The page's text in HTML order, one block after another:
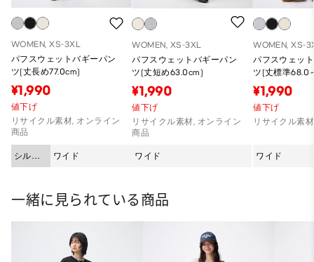
WOMEN, XS-3XL
パフスウェットバギーパン
ツ(丈長め77.0cm)
¥1,990
値下げ
リサイクル素材, オンライン
商品
シルエ
ット
ワイド
WOMEN, XS-3XL
パフスウェットバギーパン
ツ(丈短め63.0cm)
¥1,990
値下げ
リサイクル素材, オンライン
商品
ワイド
WOMEN, XS-
パフスウェッ
ツ(丈標準68.0
¥1,990
値下げ
リサイクル素材
ワイド
一緒に見られている商品